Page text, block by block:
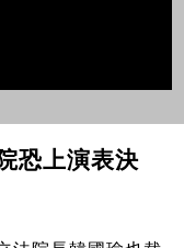
恐上演表決